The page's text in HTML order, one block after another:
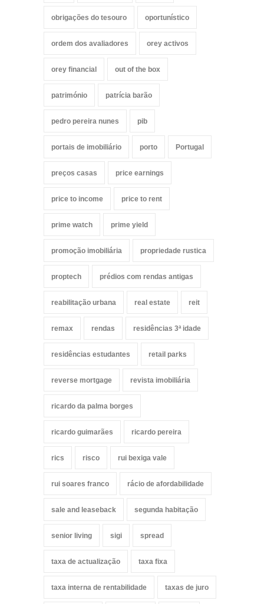
obrigações do tesouro oportunístico
ordem dos avaliadores orey activos
orey financial out of the box
património patrícia barão
pedro pereira nunes pib
portais de imobiliário porto Portugal
preços casas price earnings
price to income price to rent
prime watch prime yield
promoção imobiliária propriedade rustica
proptech prédios com rendas antigas
reabilitação urbana real estate reit
remax rendas residências 3ª idade
residências estudantes retail parks
reverse mortgage revista imobiliária
ricardo da palma borges
ricardo guimarães ricardo pereira
rics risco rui bexiga vale
rui soares franco rácio de afordabilidade
sale and leaseback segunda habitação
senior living sigi spread
taxa de actualização taxa fixa
taxa interna de rentabilidade taxas de juro